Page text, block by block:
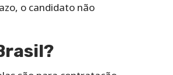
o candidato não